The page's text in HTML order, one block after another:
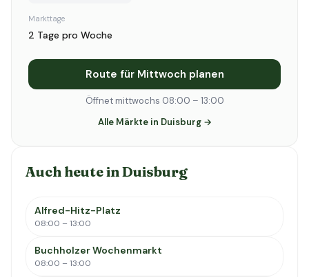
Markttage
2 Tage pro Woche
Route für Mittwoch planen
Öffnet mittwochs 08:00 – 13:00
Alle Märkte in Duisburg →
Auch heute in Duisburg
Alfred-Hitz-Platz
08:00 – 13:00
Buchholzer Wochenmarkt
08:00 – 13:00